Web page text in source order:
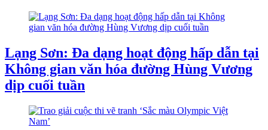
Lạng Sơn: Đa dạng hoạt động hấp dẫn tại
Không gian văn hóa đường Hùng Vương
dịp cuối tuần